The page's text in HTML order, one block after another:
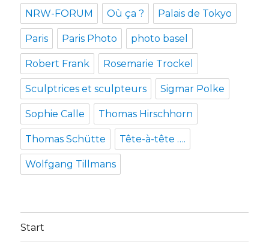
NRW-FORUM Où ça ? Palais de Tokyo
Paris Paris Photo photo basel
Robert Frank Rosemarie Trockel
Sculptrices et sculpteurs Sigmar Polke
Sophie Calle Thomas Hirschhorn
Thomas Schütte Tête-à-tête ….
Wolfgang Tillmans
Start